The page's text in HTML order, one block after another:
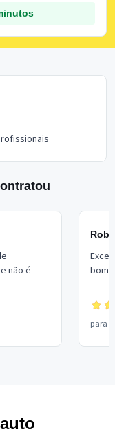
não é
bom
para